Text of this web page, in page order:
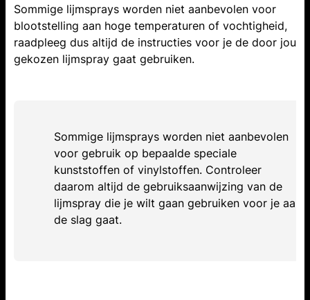
Sommige lijmsprays worden niet aanbevolen voor
blootstelling aan hoge temperaturen of vochtigheid,
raadpleeg dus altijd de instructies voor je de door jou
gekozen lijmspray gaat gebruiken.
Sommige lijmsprays worden niet aanbevolen
voor gebruik op bepaalde speciale
kunststoffen of vinylstoffen. Controleer
daarom altijd de gebruiksaanwijzing van de
lijmspray die je wilt gaan gebruiken voor je aan
de slag gaat.